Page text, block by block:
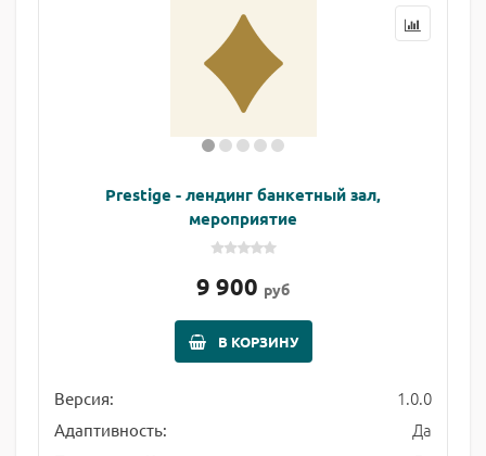
Prestige - лендинг банкетный зал,
мероприятие
9 900 руб
В КОРЗИНУ
Версия: 1.0.0
Адаптивность: Да